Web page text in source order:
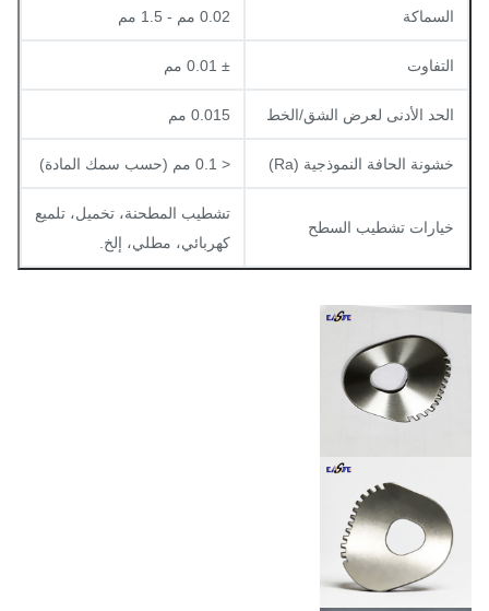
السماكة
التفاوت
الحد الأدنى لعرض الشق/الخط 0.015 مم
خشونة الحافة النموذجية (Ra)
خيارات تشطيب السطح
تشطيب المطحنة، تخميل، تلميع
كهربائي، مطلي، إلخ.